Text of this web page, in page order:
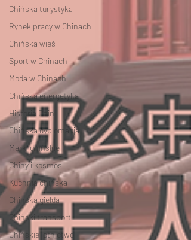
Chińska turystyka
Rynek pracy w Chinach
Chińska wieś
Sport w Chinach
Moda w Chinach
Chińska energetyka
Historia Chin
Chińska dyplomacja
Marki chińskie
Chiny i kosmos
Kuchnia chińska
Chińska giełda
Chiński transport
Chińskie lotnictwo